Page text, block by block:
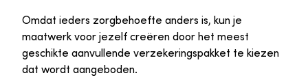
Omdat ieders zorgbehoefte anders is, kun je
maatwerk voor jezelf creëren door het meest
geschikte aanvullende verzekeringspakket te kiezen
dat wordt aangeboden.